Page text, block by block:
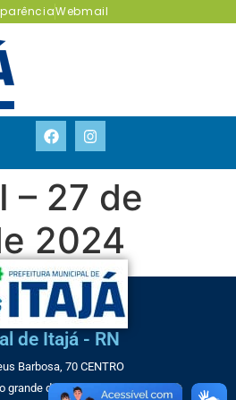
Webmail
– 27 de
2024
de Itajá - RN
Barbosa, 70 CENTRO
grande do Norte